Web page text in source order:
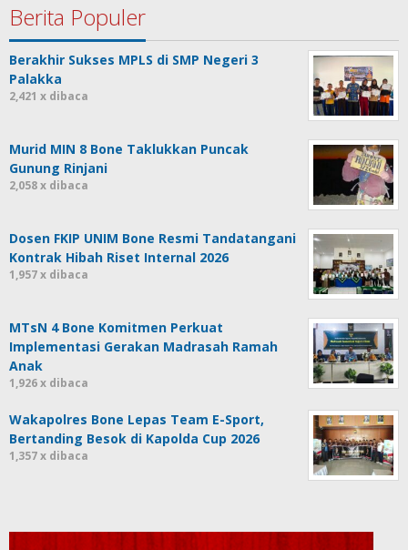
Berita Populer
Berakhir Sukses MPLS di SMP Negeri 3
Palakka
2,421 x dibaca
Murid MIN 8 Bone Taklukkan Puncak
Gunung Rinjani
2,058 x dibaca
Dosen FKIP UNIM Bone Resmi Tandatangani
Kontrak Hibah Riset Internal 2026
1,957 x dibaca
MTsN 4 Bone Komitmen Perkuat
Implementasi Gerakan Madrasah Ramah
Anak
1,926 x dibaca
Wakapolres Bone Lepas Team E-Sport,
Bertanding Besok di Kapolda Cup 2026
1,357 x dibaca